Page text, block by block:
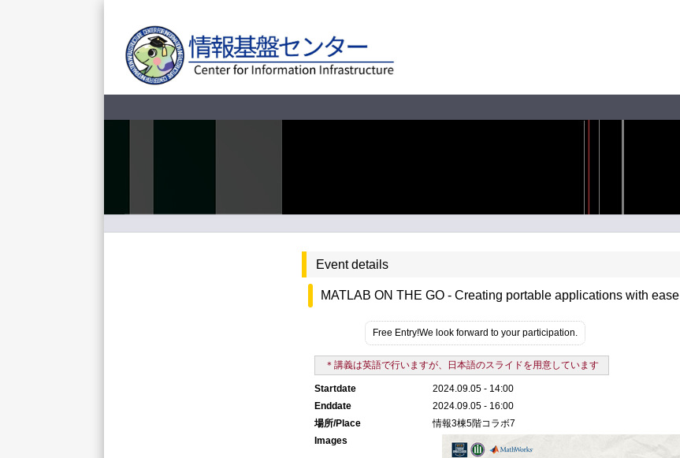
Event details
MATLAB ON THE GO - Creating portable applications with ease
Free Entry!We look forward to your participation.
＊講義は英語で行いますが、日本語のスライドを用意しています
Startdate
2024.09.05 - 14:00
Enddate
2024.09.05 - 16:00
場所/Place
情報3棟5階コラボ7
Images